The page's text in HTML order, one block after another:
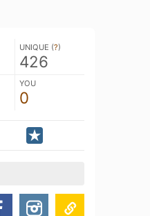
UNIQUE (?)
426
YOU
0